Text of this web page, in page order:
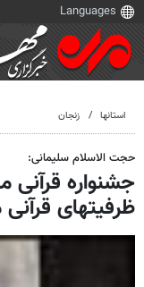
استانها زنجان
حجت الاسلام سلیمانی:
جشنواره
ظرفیتهای